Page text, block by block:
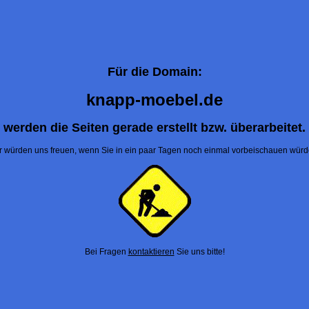
Für die Domain:
knapp-moebel.de
werden die Seiten gerade erstellt bzw. überarbeitet.
würden uns freuen, wenn Sie in ein paar Tagen noch einmal vorbeischauen
Bei Fragen kontaktieren Sie uns bitte!